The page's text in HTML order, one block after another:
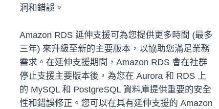
洞和錯誤。
Amazon RDS 延伸支援可為您提供更多時間 (最多
三年) 來升級至新的主要版本，以協助您滿足業務
需求。在延伸支援期間，Amazon RDS 會在社群
停止支援主要版本後，為您在 Aurora 和 RDS 上
的 MySQL 和 PostgreSQL 資料庫提供重要的安全
性和錯誤修正。您可以在具有延伸支援的 Amazon